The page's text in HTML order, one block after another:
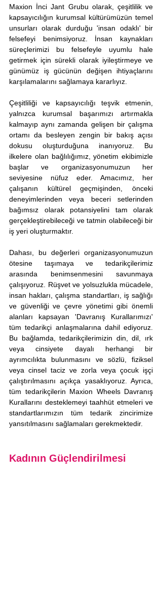
Maxion İnci Jant Grubu olarak, çeşitlilik ve
kapsayıcılığın kurumsal kültürümüzün temel
unsurları olarak durduğu 'insan odaklı' bir
felsefeyi benimsiyoruz. İnsan kaynakları
süreçlerimizi bu felsefeyle uyumlu hale
getirmek için sürekli olarak iyileştirmeye ve
günümüz iş gücünün değişen ihtiyaçlarını
karşılamalarını sağlamaya kararlıyız.
Çeşitliliği ve kapsayıcılığı teşvik etmenin,
yalnızca kurumsal başarımızı artırmakla
kalmayıp aynı zamanda gelişen bir çalışma
ortamı da besleyen zengin bir bakış açısı
dokusu oluşturduğuna inanıyoruz. Bu
ilkelere olan bağlılığımız, yönetim ekibimizle
başlar ve organizasyonumuzun her
seviyesine nüfuz eder. Amacımız, her
çalışanın kültürel geçmişinden, önceki
deneyimlerinden veya beceri setlerinden
bağımsız olarak potansiyelini tam olarak
gerçekleştirebileceği ve tatmin olabileceği bir
iş yeri oluşturmaktır.
Dahası, bu değerleri organizasyonumuzun
ötesine taşımaya ve tedarikçilerimiz
arasında benimsenmesini savunmaya
çalışıyoruz. Rüşvet ve yolsuzlukla mücadele,
insan hakları, çalışma standartları, iş sağlığı
ve güvenliği ve çevre yönetimi gibi önemli
alanları kapsayan 'Davranış Kurallarımızı'
tüm tedarikçi anlaşmalarına dahil ediyoruz.
Bu bağlamda, tedarikçilerimizin din, dil, ırk
veya cinsiyete dayalı herhangi bir
ayrımcılıkta bulunmasını ve sözlü, fiziksel
veya cinsel taciz ve zorla veya çocuk işçi
çalıştırılmasını açıkça yasaklıyoruz. Ayrıca,
tüm tedarikçilerin Maxion Wheels Davranış
Kurallarını desteklemeyi taahhüt etmeleri ve
standartlarımızın tüm tedarik zincirimize
yansıtılmasını sağlamaları gerekmektedir.
Kadının Güçlendirilmesi